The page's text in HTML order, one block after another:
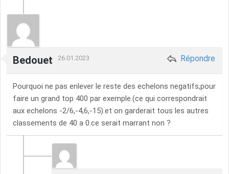
Bedouet 26.01.2023 Répondre
Pourquoi ne pas enlever le reste des echelons negatifs,pour
faire un grand top 400 par exemple.(ce qui correspondrait
aux echelons -2/6,-4,6,-15).et on garderait tous les autres
classements de 40 a 0.ce serait marrant non ?